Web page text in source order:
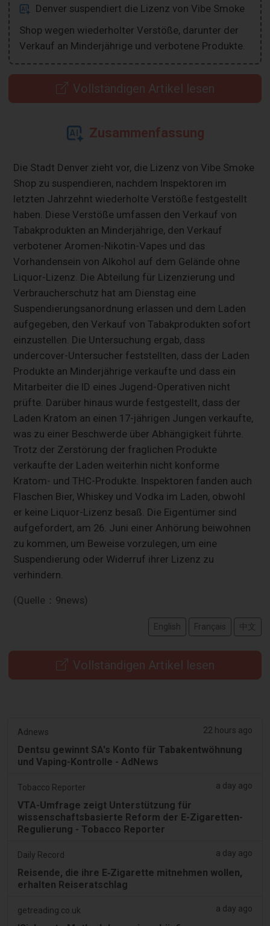
Denver suspendiert die Lizenz von Vibe Smoke
Shop wegen wiederholter Verstöße, darunter der
Verkauf an Minderjährige und verbotene Produkte.
Vollständigen Artikel lesen
Zusammenfassung
Die Stadt Denver zieht vor, die Lizenz von Vibe Smoke
Shop zu suspendieren, nachdem Inspektoren im
letzten Jahrzehnt wiederholte Verstöße festgestellt
haben. Diese Verstöße umfassen den Verkauf von
Tabakprodukten an Minderjährige, den Verkauf
verbotener Aromen-Nikotin-Vapes und das
Vorhandensein von Alkohol auf dem Gelände ohne
Liquor-Lizenz. Die Abteilung für Lizenzierung und
Verbraucherschutz hat am Dienstag eine
Suspendierungsanordnung erlassen und dem Laden
aufgegeben, den Verkauf von Tabakprodukten sofort
einzustellen. Die Untersuchung ergab, dass
undercover-Untersucher feststellten, dass der Laden
Produkte an Minderjährige verkaufte und dass ein
Mitarbeiter die ID eines Jugend-Operativen nicht
prüfte. Darüber hinaus wurde festgestellt, dass der
Laden Kratom an einen 17-jährigen Jungen verkaufte,
was zu einer Beschwerde über Abhängigkeit führte.
Trotz der Zerstörung der fraglichen Produkte
verkaufte der Laden weiterhin nicht konforme
Kratom- und THC-Produkte. Inspektoren fanden auch
Flaschen Bier, Whiskey und Vodka im Laden, obwohl
er keine Liquor-Lizenz besaß. Die Eigentümer sind
aufgefordert, am 26. Juni einer Anhörung beiwohnen
zu kommen, um Beweise vorzulegen, um eine
Suspendierung oder Widerruf ihrer Lizenz zu
verhindern.
(Quelle：9news)
English Français 中文
Vollständigen Artikel lesen
Adnews 22 hours ago
Dentsu gewinnt SA's Konto für Tabakentwöhnung
und Vaping-Kontrolle - AdNews
Tobacco Reporter a day ago
VTA-Umfrage zeigt Unterstützung für
wissenschaftsbasierte Reform der E-Zigaretten-
Regulierung - Tobacco Reporter
Daily Record a day ago
Reisende, die ihre E‑Zigarette mitnehmen wollen,
erhalten Reiseratschlag
getreading.co.uk a day ago